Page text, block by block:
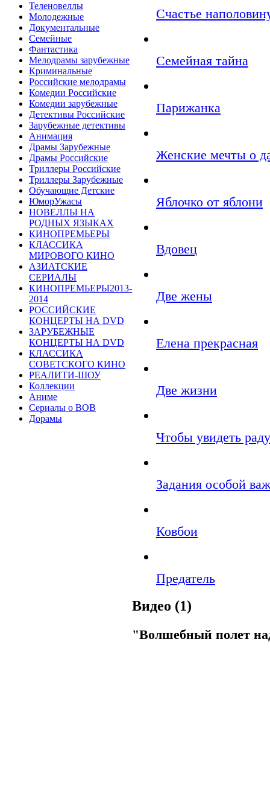
Теленовеллы
Молодежные
Документальные
Семейные
Фантастика
Мелодрамы зарубежные
Криминальные
Российские мелодрамы
Комедии Российские
Комедии зарубежные
Детективы Российские
Зарубежные детективы
Анимация
Драмы Зарубежные
Драмы Российские
Триллеры Российские
Триллеры Зарубежные
Обучающие Детские
ЮморУжасы
НОВЕЛЛЫ НА
РОДНЫХ ЯЗЫКАХ
КИНОПРЕМЬЕРЫ
КЛАССИКА
МИРОВОГО КИНО
АЗИАТСКИЕ
СЕРИАЛЫ
КИНОПРЕМЬЕРЫ2013-
2014
РОССИЙСКИЕ
КОНЦЕРТЫ НА DVD
ЗАРУБЕЖНЫЕ
КОНЦЕРТЫ НА DVD
КЛАССИКА
СОВЕТСКОГО КИНО
РЕАЛИТИ-ШОУ
Коллекции
Аниме
Сериалы о ВОВ
Дорамы
Счастье
Семейная тайна
Парижанка
Женские мечты о
Яблочко от яблони
Вдовец
Две жены
Елена прекрасная
Две жизни
Чтобы увидеть
Задания особой
Ковбои
Предатель
Видео (1)
"Волшебный полет